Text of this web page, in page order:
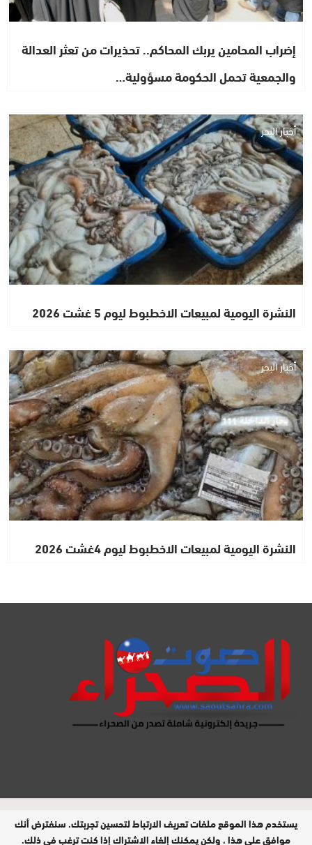
إضراب المحامين يربك المحاكم.. تحذيرات من تعثر العدالة
والجمعية تحمل الحكومة مسؤولية…
أخبار البحر
النشرة اليومية لمبيعات الاخطبوط ليوم 5 غشت 2026
أخبار البحر
النشرة اليومية لمبيعات الاخطبوط ليوم 4غشت 2026
مدير النشر : محمد الحبيب هويدي / جميع
الحقوق محفوظة © 2026
يستخدم هذا الموقع ملفات تعريف الارتباط لتحسين تجربتك. سنفترض أنك
موافق على هذا ، ولكن يمكنك إلغاء الاشتراك إذا كنت ترغب في ذلك.